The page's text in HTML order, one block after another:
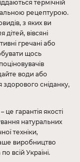
термічній
рецептурою.
з яких ви
вівсяні
гречані або
щось
води або
сніданку,
– це гарантія якості
натуральних
техніки,
виробництво
всій Україні.